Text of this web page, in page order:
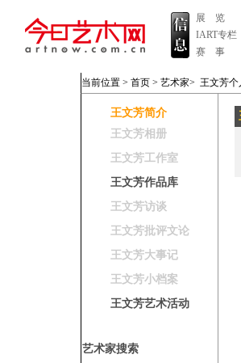
展 览
IART专栏
赛 事
当前位置 > 首页 > 艺术家> 王文芳个
王文芳简介
王文芳相册
王文芳工作室
王文芳作品库
王文芳访谈
王文芳批评文论
王文芳大事记
王文芳小档案
王文芳艺术活动
艺术家搜索